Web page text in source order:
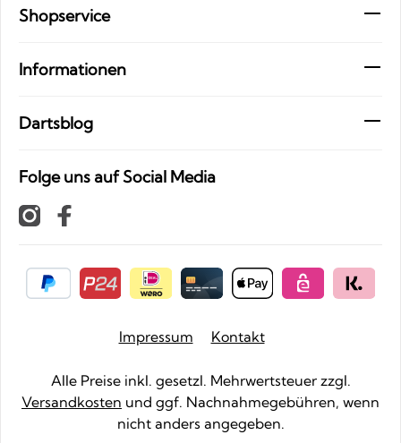
Shopservice
Informationen
Dartsblog
Folge uns auf Social Media
Impressum Kontakt
Alle Preise inkl. gesetzl. Mehrwertsteuer zzgl.
Versandkosten und ggf. Nachnahmegebühren, wenn
nicht anders angegeben.